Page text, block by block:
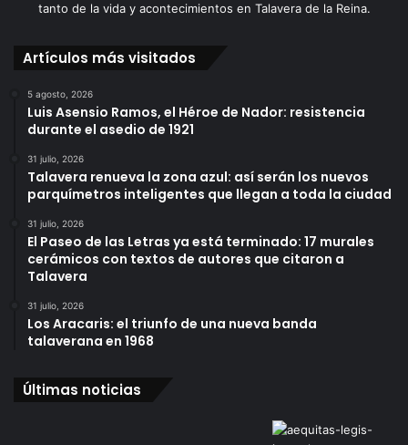
tanto de la vida y acontecimientos en Talavera de la Reina.
Artículos más visitados
5 agosto, 2026
Luis Asensio Ramos, el Héroe de Nador: resistencia
durante el asedio de 1921
31 julio, 2026
Talavera renueva la zona azul: así serán los nuevos
parquímetros inteligentes que llegan a toda la ciudad
31 julio, 2026
El Paseo de las Letras ya está terminado: 17 murales
cerámicos con textos de autores que citaron a
Talavera
31 julio, 2026
Los Aracaris: el triunfo de una nueva banda
talaverana en 1968
Últimas noticias